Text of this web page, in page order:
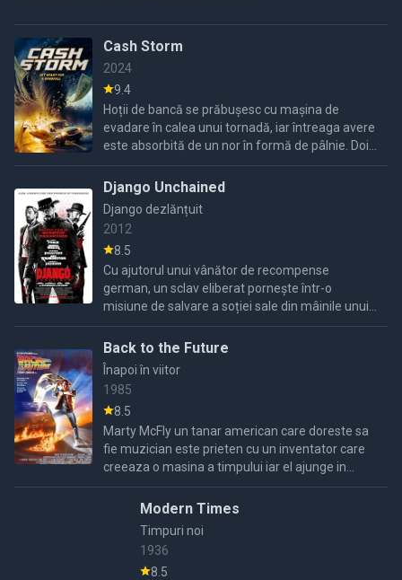
Cash Storm
2024
9.4
Hoții de bancă se prăbușesc cu mașina de
evadare în calea unui tornadă, iar întreaga avere
este absorbită de un nor în formă de pâlnie. Doi
cercetători, împreună cu un influencer sociabil,
pornesc ...
Django Unchained
Django dezlănțuit
2012
8.5
Cu ajutorul unui vânător de recompense
german, un sclav eliberat pornește într-o
misiune de salvare a soției sale din mâinile unui
crud proprietar de plantație din Mississippi.
Back to the Future
Înapoi în viitor
1985
8.5
Marty McFly un tanar american care doreste sa
fie muzician este prieten cu un inventator care
creeaza o masina a timpului iar el ajunge in
trecut in anul 1955 si le distruge intalnirea
parintilor ...
Modern Times
Timpuri noi
1936
8.5